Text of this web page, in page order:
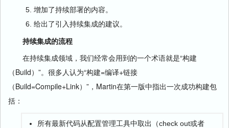
增加了持续部署的内容。
给出了引入持续集成的建议。
持续集成的流程
在持续集成领域，我们经常会用到的一个术语就是“构建
（Build）”。很多人认为“构建=编译+链接
（Build=Compile+Link）”，Martin在第一版中指出一次成功构建包
括：
所有最新代码从配置管理工具中取出（check out或者